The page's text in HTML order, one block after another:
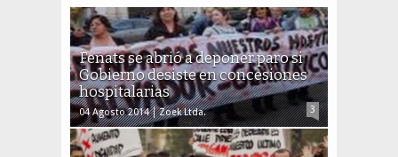
Fenats se abrió a deponer paro si
Gobierno desiste en concesiones
hospitalarias
04 Agosto 2014 Zoek Ltda. 3